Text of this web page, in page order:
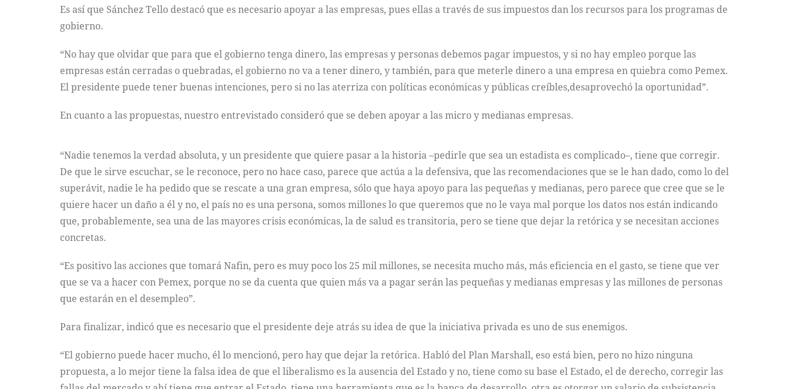
Es así que Sánchez Tello destacó que es necesario apoyar a las empresas, pues ellas a través de sus impuestos dan los recursos para los programas de
gobierno.
“No hay que olvidar que para que el gobierno tenga dinero, las empresas y personas debemos pagar impuestos, y si no hay empleo porque las
empresas están cerradas o quebradas, el gobierno no va a tener dinero, y también, para que meterle dinero a una empresa en quiebra como Pemex.
El presidente puede tener buenas intenciones, pero si no las aterriza con políticas económicas y públicas creíbles,desaprovechó la oportunidad”.
En cuanto a las propuestas, nuestro entrevistado consideró que se deben apoyar a las micro y medianas empresas.
“Nadie tenemos la verdad absoluta, y un presidente que quiere pasar a la historia –pedirle que sea un estadista es complicado–, tiene que corregir.
De que le sirve escuchar, se le reconoce, pero no hace caso, parece que actúa a la defensiva, que las recomendaciones que se le han dado, como lo del
superávit, nadie le ha pedido que se rescate a una gran empresa, sólo que haya apoyo para las pequeñas y medianas, pero parece que cree que se le
quiere hacer un daño a él y no, el país no es una persona, somos millones lo que queremos que no le vaya mal porque los datos nos están indicando
que, probablemente, sea una de las mayores crisis económicas, la de salud es transitoria, pero se tiene que dejar la retórica y se necesitan acciones
concretas.
“Es positivo las acciones que tomará Nafin, pero es muy poco los 25 mil millones, se necesita mucho más, más eficiencia en el gasto, se tiene que ver
que se va a hacer con Pemex, porque no se da cuenta que quien más va a pagar serán las pequeñas y medianas empresas y las millones de personas
que estarán en el desempleo”.
Para finalizar, indicó que es necesario que el presidente deje atrás su idea de que la iniciativa privada es uno de sus enemigos.
“El gobierno puede hacer mucho, él lo mencionó, pero hay que dejar la retórica. Habló del Plan Marshall, eso está bien, pero no hizo ninguna
propuesta, a lo mejor tiene la falsa idea de que el liberalismo es la ausencia del Estado y no, tiene como su base el Estado, el de derecho, corregir las